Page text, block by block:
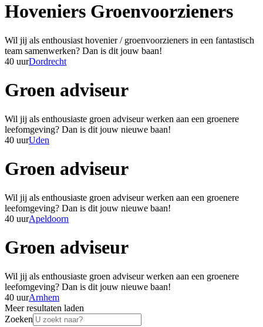
Hoveniers Groenvoorzieners
Wil jij als enthousiast hovenier / groenvoorzieners in een fantastisch
team samenwerken? Dan is dit jouw baan!
40 uurDordrecht
Groen adviseur
Wil jij als enthousiaste groen adviseur werken aan een groenere
leefomgeving? Dan is dit jouw nieuwe baan!
40 uurUden
Groen adviseur
Wil jij als enthousiaste groen adviseur werken aan een groenere
leefomgeving? Dan is dit jouw nieuwe baan!
40 uurApeldoorn
Groen adviseur
Wil jij als enthousiaste groen adviseur werken aan een groenere
leefomgeving? Dan is dit jouw nieuwe baan!
40 uurArnhem
Meer resultaten laden
Zoeken